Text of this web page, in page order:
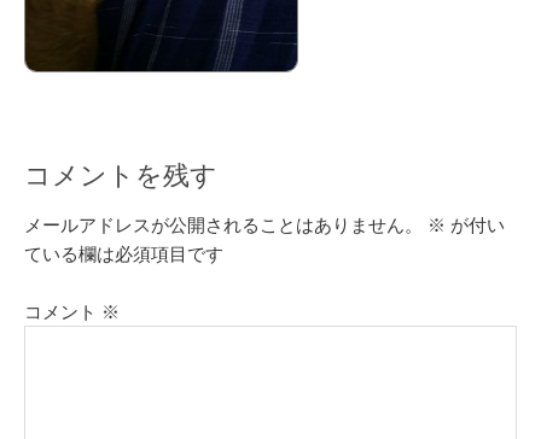
コメントを残す
メールアドレスが公開されることはありません。 ※ が付い
ている欄は必須項目です
コメント ※